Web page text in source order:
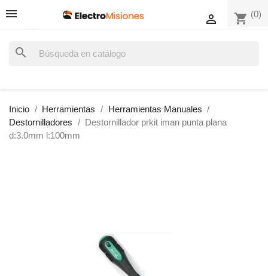
shopping_cart (0)

search
Inicio Herramientas
Herramientas Manuales
Destornilladores
Destornillador prkit iman punta plana
d:3.0mm l:100mm